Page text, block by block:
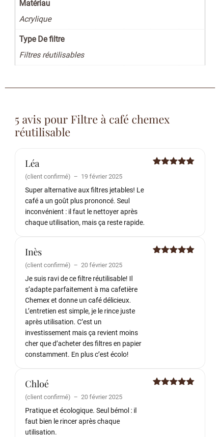
Matériau
Acrylique
Type De filtre
Filtres réutilisables
5 avis pour Filtre à café chemex
réutilisable
Léa
(client confirmé) – 19 février 2025
Super alternative aux filtres jetables! Le
café a un goût plus prononcé. Seul
inconvénient : il faut le nettoyer après
chaque utilisation, mais ça reste rapide.
Inès
(client confirmé) – 20 février 2025
Je suis ravi de ce filtre réutilisable! Il
s’adapte parfaitement à ma cafetière
Chemex et donne un café délicieux.
L’entretien est simple, je le rince juste
après utilisation. C’est un
investissement mais ça revient moins
cher que d’acheter des filtres en papier
constamment. En plus c’est écolo!
Chloé
(client confirmé) – 20 février 2025
Pratique et écologique. Seul bémol : il
faut bien le rincer après chaque
utilisation.